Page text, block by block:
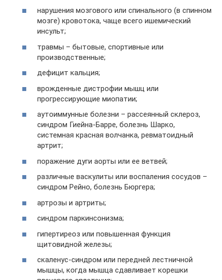
нарушения мозгового или спинального (в спинном
мозге) кровотока, чаще всего ишемический
инсульт;
травмы – бытовые, спортивные или
производственные;
дефицит кальция;
врожденные дистрофии мышц или
прогрессирующие миопатии;
аутоиммунные болезни – рассеянный склероз,
синдром Гиейна-Барре, болезнь Шарко,
системная красная волчанка, ревматоидный
артрит;
поражение дуги аорты или ее ветвей;
различные васкулиты или воспаления сосудов –
синдром Рейно, болезнь Бюргера;
артрозы и артриты;
синдром паркинсонизма;
гипертиреоз или повышенная функция
щитовидной железы;
скаленус-синдром или передней лестничной
мышцы, когда мышца сдавливает корешки